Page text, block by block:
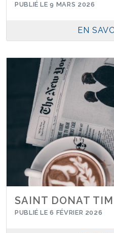
PUBLIÉ LE 9 MARS 2026
EN
SAINT DONAT
PUBLIÉ LE 6 FÉVRIER 2026